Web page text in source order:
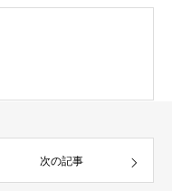
次の記事